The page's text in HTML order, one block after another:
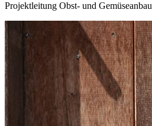
Projektleitung Obst- und Gemüseanbau